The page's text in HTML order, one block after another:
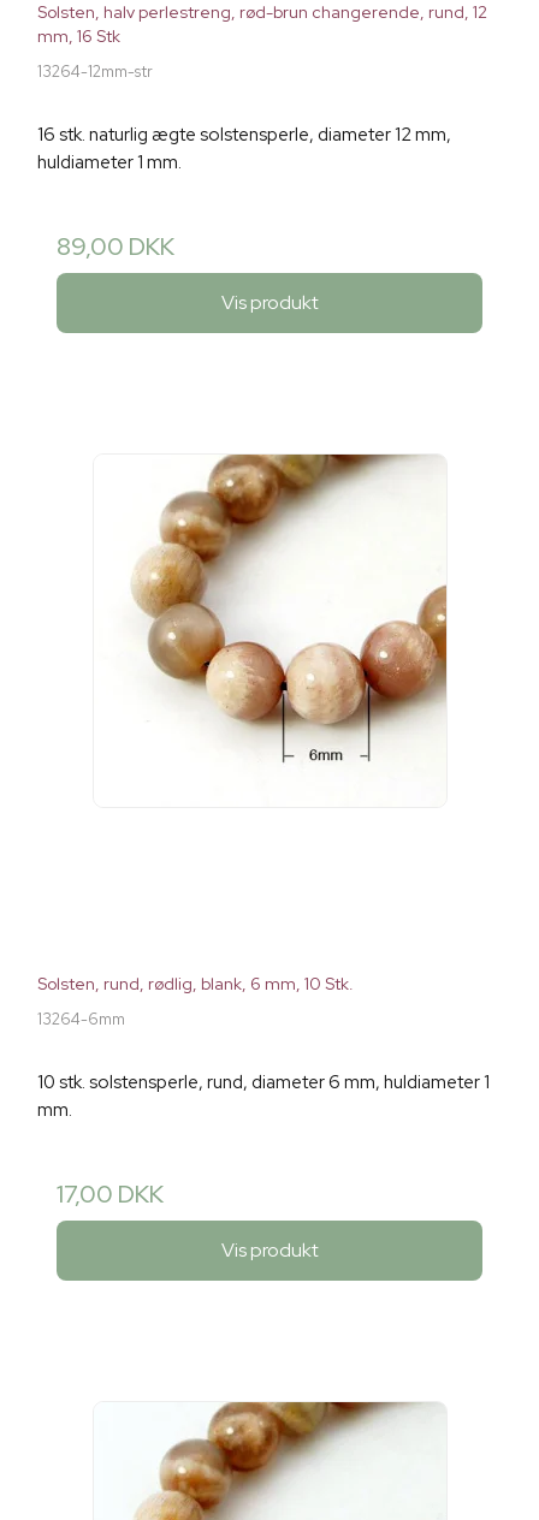
Solsten, halv perlestreng, rød-brun changerende, rund, 12
mm, 16 Stk
13264-12mm-str
16 stk. naturlig ægte solstensperle, diameter 12 mm,
huldiameter 1 mm.
89,00 DKK
Vis produkt
Solsten, rund, rødlig, blank, 6 mm, 10 Stk.
13264-6mm
10 stk. solstensperle, rund, diameter 6 mm, huldiameter 1
mm.
17,00 DKK
Vis produkt